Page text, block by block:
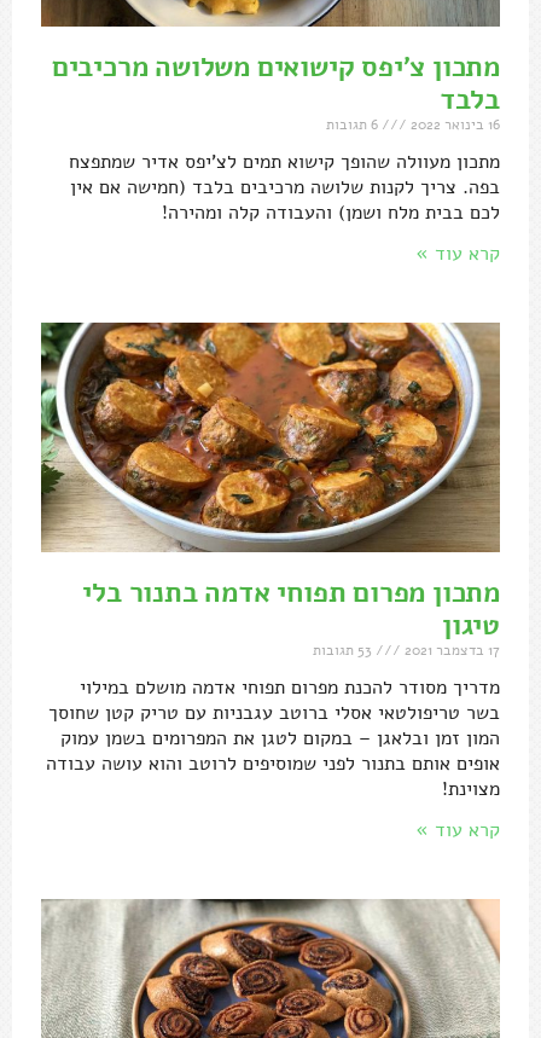
מתכון צ'יפס קישואים משלושה מרכיבים
בלבד
16 בינואר 2022
מתכון מעוולה שהופך קישוא תמים לצ'יפס אדיר שמתפצח
בפה. צריך לקנות שלושה מרכיבים בלבד (חמישה אם אין
לכם בבית מלח ושמן) והעבודה קלה ומהירה!
קרא עוד »
מתכון מפרום תפוחי אדמה בתנור בלי
טיגון
17 בדצמבר 2021
מדריך מסודר להכנת מפרום תפוחי אדמה מושלם במילוי
בשר טריפולטאי אסלי ברוטב עגבניות עם טריק קטן שחוסך
המון זמן ובלאגן – במקום לטגן את המפרומים בשמן עמוק
אופים אותם בתנור לפני שמוסיפים לרוטב והוא עושה עבודה
מצוינת!
קרא עוד »